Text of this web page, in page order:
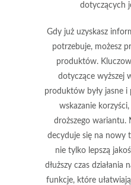
dotyczących
Gdy już uzyskasz
potrzebuje, możesz
produktów.
dotyczące wyższej
produktów były jasne i
wskazanie
droższego wariantu.
decyduje się na nowy
nie tylko lepszą
dłuższy czas
funkcje, które